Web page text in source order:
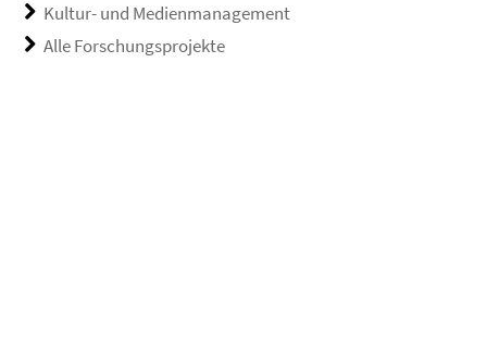
Kultur- und Medienmanagement
Alle Forschungsprojekte